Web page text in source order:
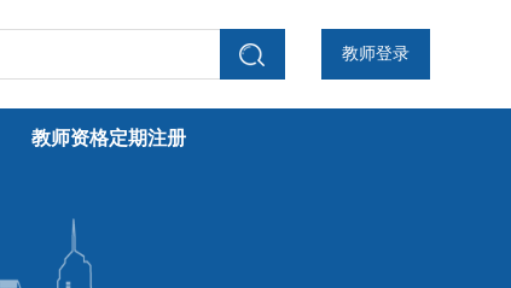
教师登录
教师资格定期注册